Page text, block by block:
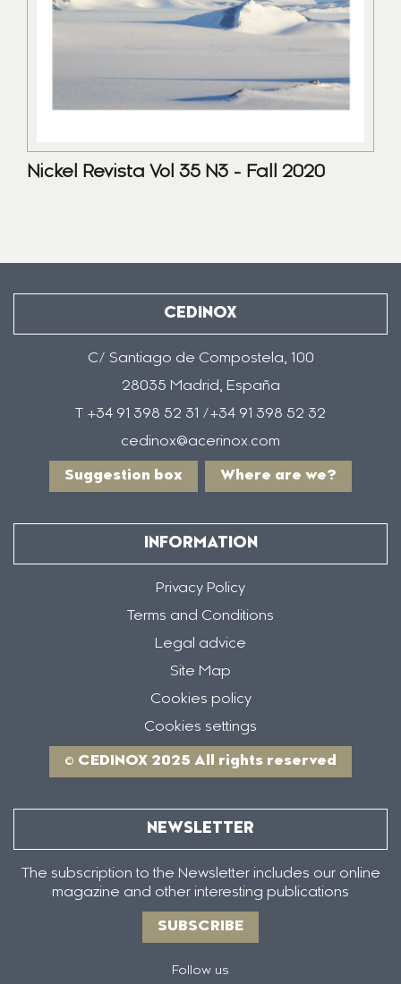
Nickel Revista Vol 35 N3 - Fall 2020
CEDINOX
C/ Santiago de Compostela, 100
28035 Madrid, España
T +34 91 398 52 31 /+34 91 398 52 32
cedinox@acerinox.com
Suggestion box Where are we?
INFORMATION
Privacy Policy
Terms and Conditions
Legal advice
Site Map
Cookies policy
Cookies settings
© CEDINOX 2025 All rights reserved
NEWSLETTER
The subscription to the Newsletter includes our online
magazine and other interesting publications
SUBSCRIBE
Follow us